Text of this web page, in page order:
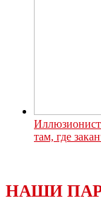
Иллюзионист
там, где
НАШИ